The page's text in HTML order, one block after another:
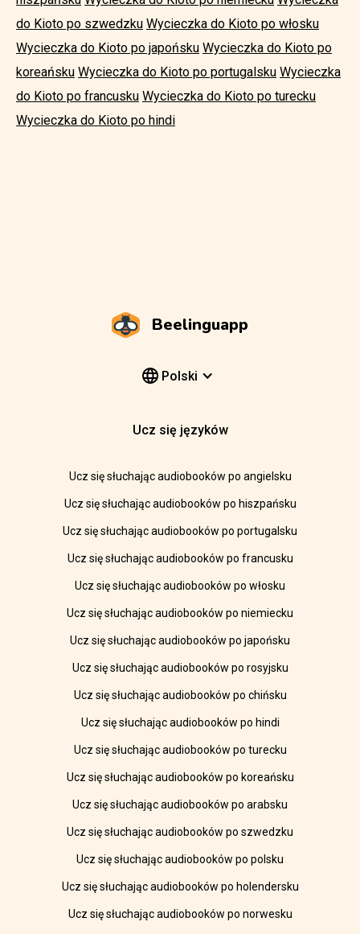
do Kioto po szwedzku Wycieczka do Kioto po włosku
Wycieczka do Kioto po japońsku Wycieczka do Kioto po
koreańsku Wycieczka do Kioto po portugalsku Wycieczka
do Kioto po francusku Wycieczka do Kioto po turecku
Wycieczka do Kioto po hindi
Beelinguapp
Polski
Ucz się języków
Ucz się słuchając audiobooków po angielsku
Ucz się słuchając audiobooków po hiszpańsku
Ucz się słuchając audiobooków po portugalsku
Ucz się słuchając audiobooków po francusku
Ucz się słuchając audiobooków po włosku
Ucz się słuchając audiobooków po niemiecku
Ucz się słuchając audiobooków po japońsku
Ucz się słuchając audiobooków po rosyjsku
Ucz się słuchając audiobooków po chińsku
Ucz się słuchając audiobooków po hindi
Ucz się słuchając audiobooków po turecku
Ucz się słuchając audiobooków po koreańsku
Ucz się słuchając audiobooków po arabsku
Ucz się słuchając audiobooków po szwedzku
Ucz się słuchając audiobooków po polsku
Ucz się słuchając audiobooków po holendersku
Ucz się słuchając audiobooków po norwesku